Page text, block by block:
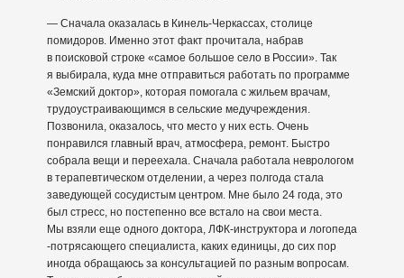
— Сначала оказалась в Кинель-Черкассах, столице
помидоров. Именно этот факт прочитала, набрав
в поисковой строке «самое большое село в России». Так
я выбирала, куда мне отправиться работать по программе
«Земский доктор», которая помогала с жильем врачам,
трудоустраивающимся в сельские медучреждения.
Позвонила, оказалось, что место у них есть. Очень
понравился главный врач, атмосфера, ремонт. Быстро
собрала вещи и переехала. Сначала работала неврологом
в терапевтическом отделении, а через полгода стала
заведующей сосудистым центром. Мне было 24 года, это
был стресс, но постепенно все встало на свои места.
Мы взяли еще одного доктора, ЛФК-инструктора и логопеда
-потрясающего специалиста, каких единицы, до сих пор
иногда обращаюсь за консультацией по разным вопросам.